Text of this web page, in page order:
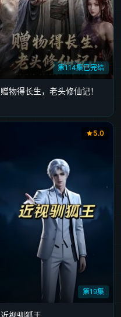
第114集已完结
赠物得长生，老头修仙记！
第19集
5.0
近视驯狐王